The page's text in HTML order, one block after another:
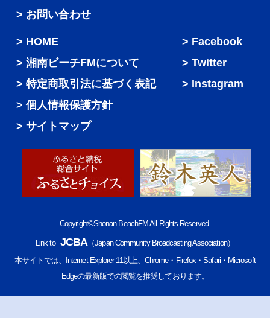
> お問い合わせ
HOME
湘南ビーチFMについて
特定商取引法に基づく表記
個人情報保護方針
サイトマップ
Facebook
Twitter
Instagram
Copyright©Shonan BeachFM All Rights Reserved.
Link to JCBA（Japan Community Broadcasting Association）
本サイトでは、Internet Explorer 11以上、Chrome・Firefox・Safari・Microsoft
Edgeの最新版での閲覧を推奨しております。